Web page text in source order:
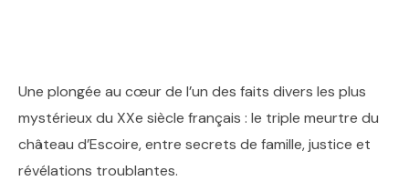
Une plongée au cœur de l’un des faits divers les plus
mystérieux du XXe siècle français : le triple meurtre du
château d’Escoire, entre secrets de famille, justice et
révélations troublantes.